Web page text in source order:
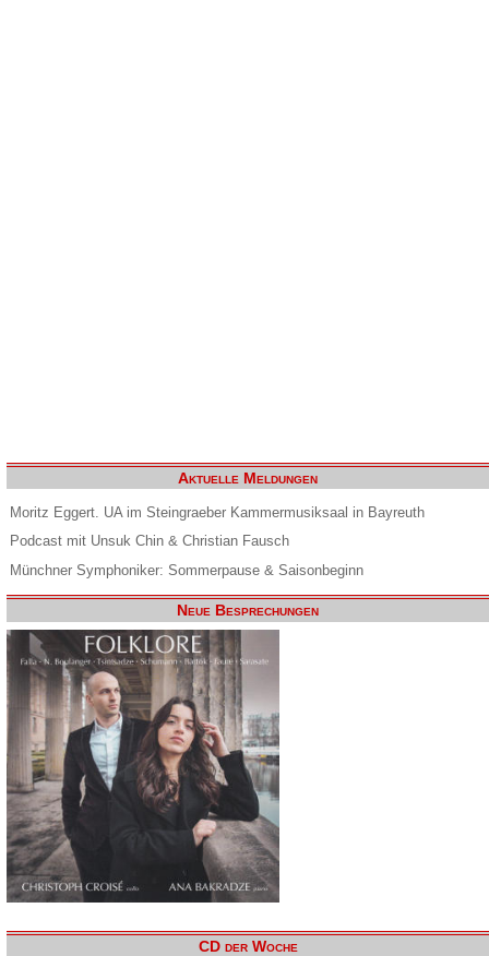
Aktuelle Meldungen
Moritz Eggert. UA im Steingraeber Kammermusiksaal in Bayreuth
Podcast mit Unsuk Chin & Christian Fausch
Münchner Symphoniker: Sommerpause & Saisonbeginn
Neue Besprechungen
CD der Woche